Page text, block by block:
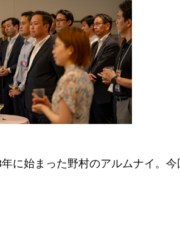
始まった野村のアルムナイ。